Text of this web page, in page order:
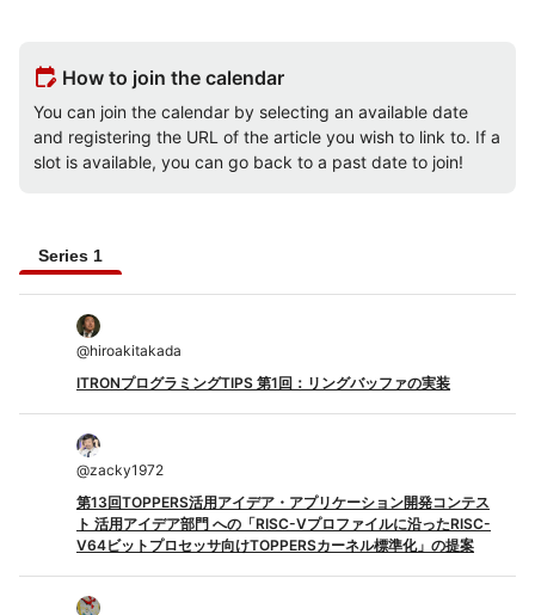
edit_calendar How to join the calendar
You can join the calendar by selecting an available date
and registering the URL of the article you wish to link to. If a
slot is available, you can go back to a past date to join!
Series 1
@hiroakitakada
ITRONプログラミングTIPS 第1回：リングバッファの実装
@zacky1972
第13回TOPPERS活用アイデア・アプリケーション開発コンテス
ト 活用アイデア部門 への「RISC-Vプロファイルに沿ったRISC-
V64ビットプロセッサ向けTOPPERSカーネル標準化」の提案